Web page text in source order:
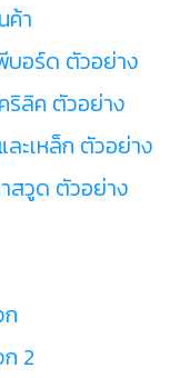
ค้า
อร์ด ตัวอย่าง
ริลิค ตัวอย่าง
ละเหล็ก ตัวอย่าง
สวูด ตัวอย่าง
2